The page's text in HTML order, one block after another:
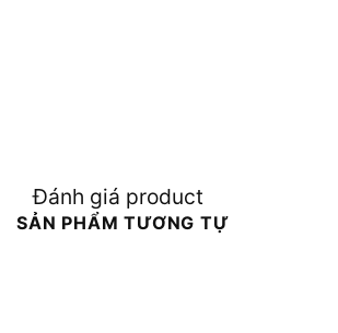
Đánh giá product
SẢN PHẨM TƯƠNG TỰ